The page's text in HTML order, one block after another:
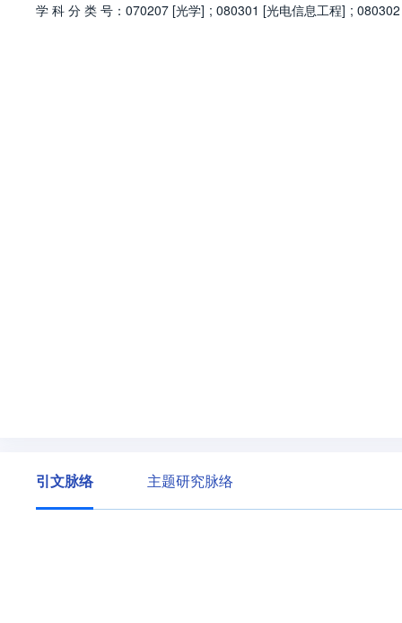
学 科 分 类 号： 070207 [光学] ; 080301 [光电信息工程] ;
引文脉络 主题研究脉络